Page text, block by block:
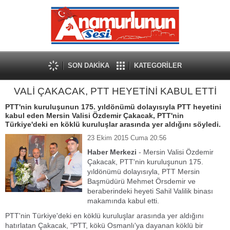
SON DAKİKA KATEGORİLER
VALİ ÇAKACAK, PTT HEYETİNİ KABUL ETTİ
PTT'nin kuruluşunun 175. yıldönümü dolayısıyla PTT heyetini
kabul eden Mersin Valisi Özdemir Çakacak, PTT'nin
Türkiye'deki en köklü kuruluşlar arasında yer aldığını söyledi.
23 Ekim 2015 Cuma 20:56
Haber Merkezi - Mersin Valisi Özdemir
Çakacak, PTT'nin kuruluşunun 175.
yıldönümü dolayısıyla, PTT Mersin
Başmüdürü Mehmet Örsdemir ve
beraberindeki heyeti Sahil Valilik binası
makamında kabul etti.
PTT'nin Türkiye'deki en köklü kuruluşlar arasında yer aldığını
hatırlatan Çakacak, "PTT, kökü Osmanlı'ya dayanan köklü bir